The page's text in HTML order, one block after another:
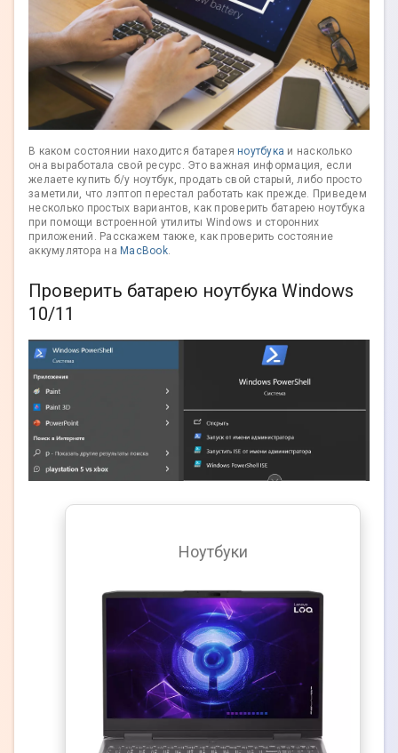
В каком состоянии находится батарея ноутбука и насколько
она выработала свой ресурс. Это важная информация, если
желаете купить б/у ноутбук, продать свой старый, либо просто
заметили, что лэптоп перестал работать как прежде. Приведем
несколько простых вариантов, как проверить батарею ноутбука
при помощи встроенной утилиты Windows и сторонних
приложений. Расскажем также, как проверить состояние
аккумулятора на MacBook.
Проверить батарею ноутбука Windows
10/11
Ноутбуки